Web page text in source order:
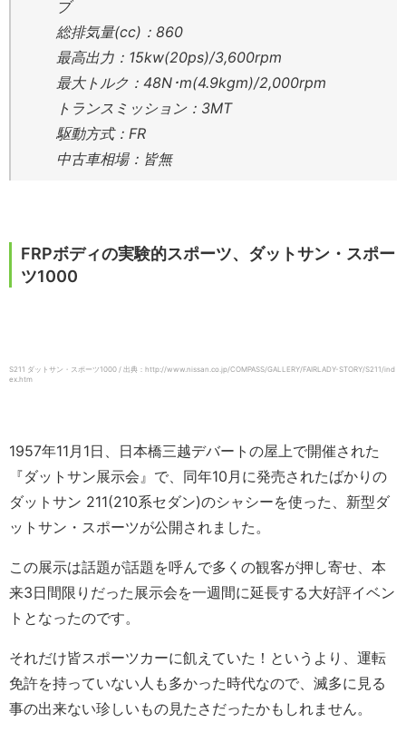
ブ
総排気量(cc)：860
最高出力：15kw(20ps)/3,600rpm
最大トルク：48N･m(4.9kgm)/2,000rpm
トランスミッション：3MT
駆動方式：FR
中古車相場：皆無
FRPボディの実験的スポーツ、ダットサン・スポー
ツ1000
S211 ダットサン・スポーツ1000 / 出典：http://www.nissan.co.jp/COMPASS/GALLERY/FAIRLADY-STORY/S211/ind
ex.htm
1957年11月1日、日本橋三越デバートの屋上で開催された
『ダットサン展示会』で、同年10月に発売されたばかりの
ダットサン 211(210系セダン)のシャシーを使った、新型ダ
ットサン・スポーツが公開されました。
この展示は話題が話題を呼んで多くの観客が押し寄せ、本
来3日間限りだった展示会を一週間に延長する大好評イベン
トとなったのです。
それだけ皆スポーツカーに飢えていた！というより、運転
免許を持っていない人も多かった時代なので、滅多に見る
事の出来ない珍しいもの見たさだったかもしれません。